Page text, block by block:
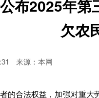
布2025年
欠农
来源：本网
合法权益，加强对重大劳